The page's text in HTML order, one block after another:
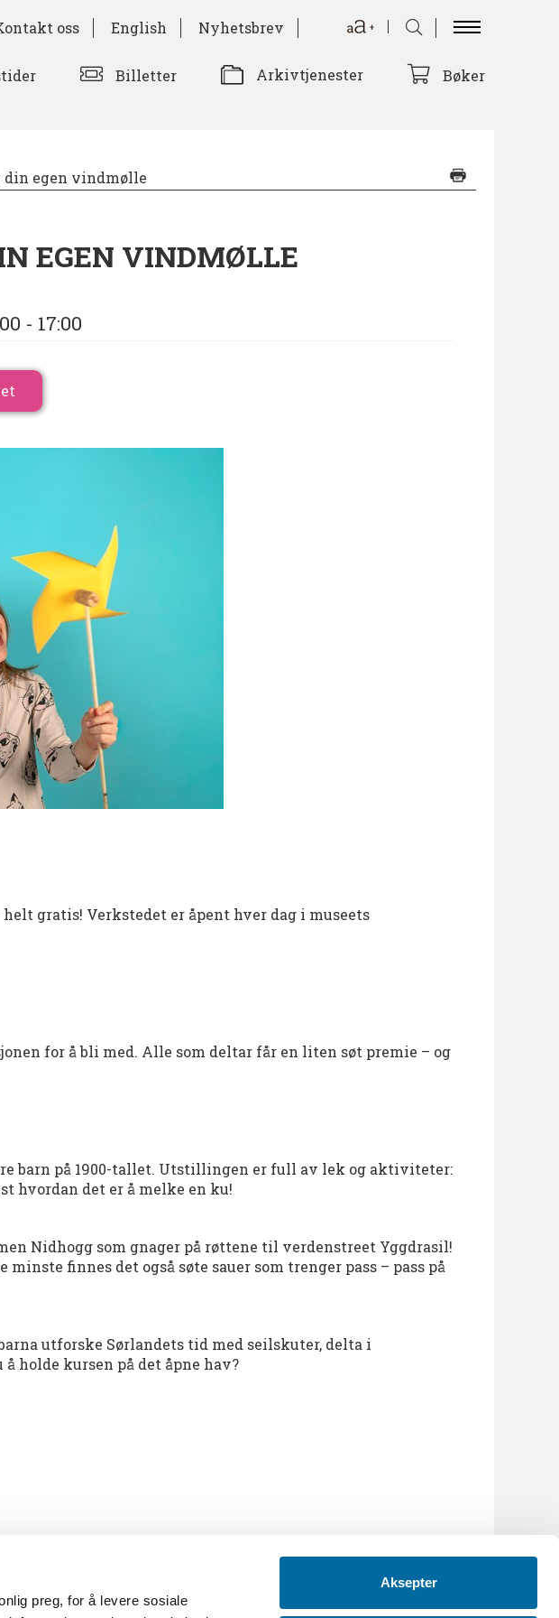
preg, for å levere sosiale
Aksepter
oss English Nyhetsbrev
Billetter Arkivtjenester Bøker
din egen vindmølle
EGEN VINDMØLLE
- 17:00
gratis! Verkstedet er åpent hver dag i museets
for å bli med. Alle som deltar får en liten søt premie – og
barn på 1900-tallet. Utstillingen er full av lek og aktiviteter:
hvordan det er å melke en ku!
Nidhogg som gnager på røttene til verdenstreet Yggdrasil!
finnes det også søte sauer som trenger pass – pass på
utforske Sørlandets tid med seilskuter, delta i
holde kursen på det åpne hav?